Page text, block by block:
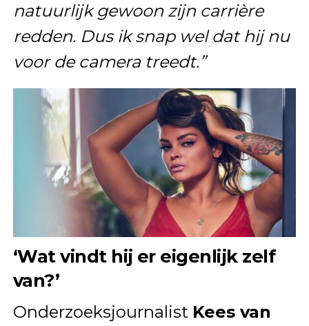
natuurlijk gewoon zijn carrière
redden. Dus ik snap wel dat hij nu
voor de camera treedt.”
‘Wat vindt hij er eigenlijk zelf
van?’
Onderzoeksjournalist Kees van